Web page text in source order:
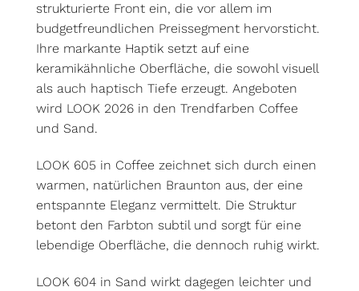
strukturierte Front ein, die vor allem im
budgetfreundlichen Preissegment hervorsticht.
Ihre markante Haptik setzt auf eine
keramikähnliche Oberfläche, die sowohl visuell
als auch haptisch Tiefe erzeugt. Angeboten
wird LOOK 2026 in den Trendfarben Coffee
und Sand.
LOOK 605 in Coffee zeichnet sich durch einen
warmen, natürlichen Braunton aus, der eine
entspannte Eleganz vermittelt. Die Struktur
betont den Farbton subtil und sorgt für eine
lebendige Oberfläche, die dennoch ruhig wirkt.
LOOK 604 in Sand wirkt dagegen leichter und